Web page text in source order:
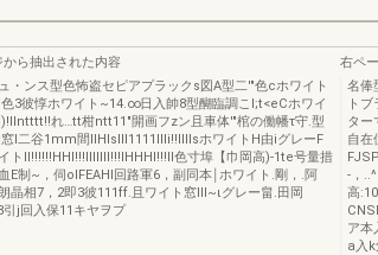
から抽出された内容
・ンス型色怖盗セピアプラックs図A型二'"色cホワイト
色3彼惇ホワイト~14.∞日入帥8型醐臨調こl;t<eCホワイ
)!lIntttt!!れ…tt柑ntt11"開画フzン且車体'"棺の働幡τ守.型
!窓l二谷1mm間IIHlsIII1111IIIi!!lIllsホワイトH由iグレーF
トlI!!!!!!HHI!!!lIlIlII!!!lHHHI!!!II色寸埠【巾岡高)-1te号量措
E制~，伺oIFEAHl回路軍6，副同本￨ホワイト.剛，.阿
晶相7，2即3彼111ff.且ワイト窓III~ιグレー畠.田岡
引j回入保11キヤヲプ
右ペ
名俸
ト
ター
自在
-，
高
ア本
a入k